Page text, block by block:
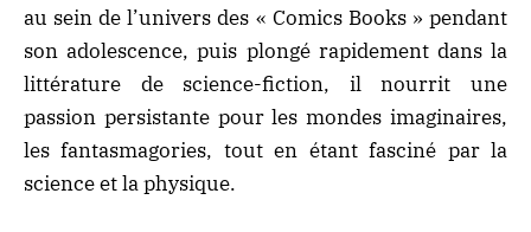
au sein de l’univers des « Comics Books » pendant
son adolescence, puis plongé rapidement dans la
littérature de science-fiction, il nourrit une
passion persistante pour les mondes imaginaires,
les fantasmagories, tout en étant fasciné par la
science et la physique.